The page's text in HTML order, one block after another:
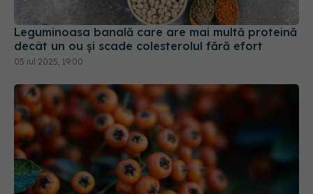
Leguminoasa banală care are mai multă proteină
decât un ou și scade colesterolul fără efort
05 iul 2025, 19:00